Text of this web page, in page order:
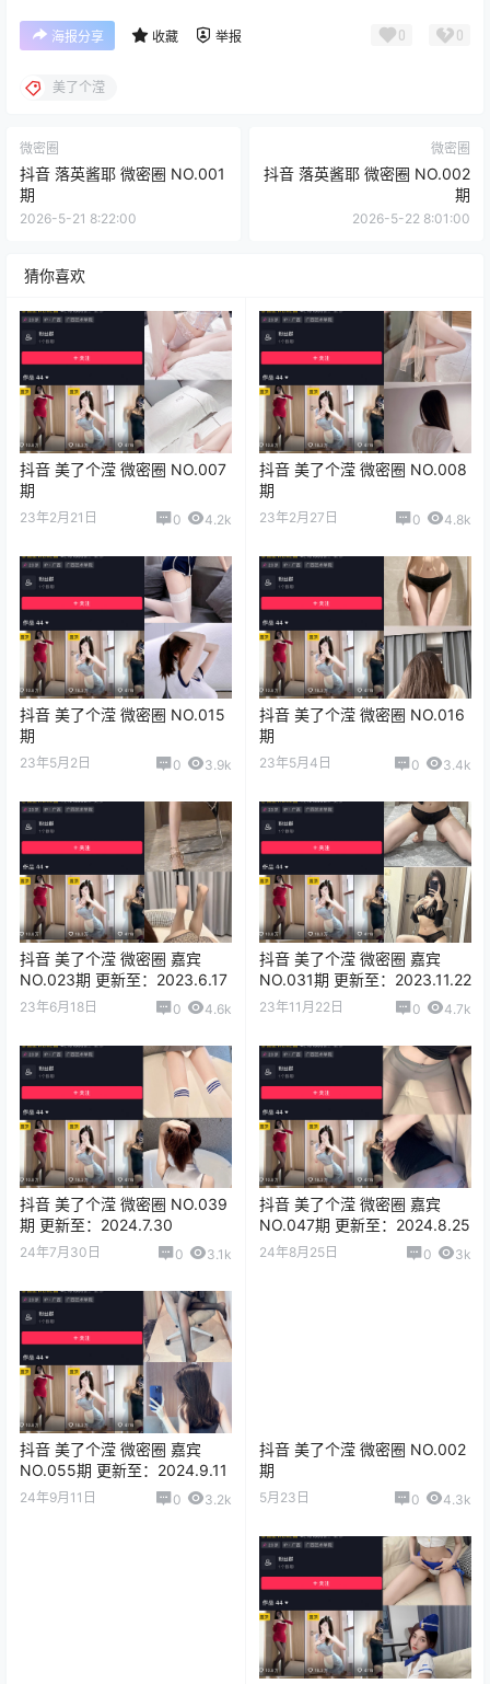
海报分享 收藏 举报 0 0
美了个滢
微密圈
抖音 落英酱耶 微密圈 NO.001
期
2026-5-21 8:22:00
微密圈
抖音 落英酱耶 微密圈 NO.002
期
2026-5-22 8:01:00
猜你喜欢
抖音 美了个滢 微密圈 NO.007
期
23年2月21日 0 4.2k
抖音 美了个滢 微密圈 NO.008
期
23年2月27日 0 4.8k
抖音 美了个滢 微密圈 NO.015
期
23年5月2日 0 3.9k
抖音 美了个滢 微密圈 NO.016
期
23年5月4日 0 3.4k
抖音 美了个滢 微密圈 嘉宾
NO.023期 更新至：2023.6.17
23年6月18日 0 4.6k
抖音 美了个滢 微密圈 嘉宾
NO.031期 更新至：2023.11.22
23年11月22日 0 4.7k
抖音 美了个滢 微密圈 NO.039
期 更新至：2024.7.30
24年7月30日 0 3.1k
抖音 美了个滢 微密圈 嘉宾
NO.047期 更新至：2024.8.25
24年8月25日 0 3k
抖音 美了个滢 微密圈 嘉宾
NO.055期 更新至：2024.9.11
24年9月11日 0 3.2k
抖音 美了个滢 微密圈 NO.002
期
5月23日 0 4.3k